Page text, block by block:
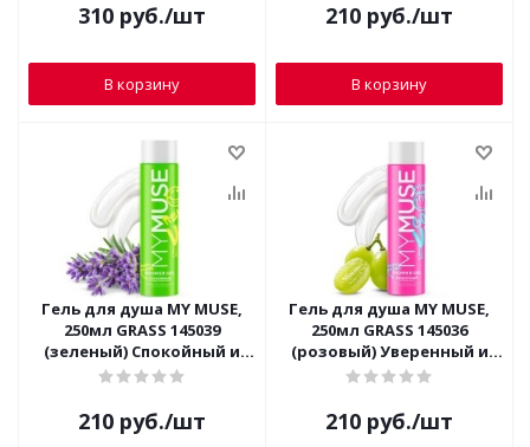
310 руб./шт
В корзину
210 руб./шт
В корзину
Гель для душа MY MUSE,
250мл GRASS 145039
(зеленый) Спокойный и
Умиротворенный
210 руб./шт
Гель для душа MY MUSE,
250мл GRASS 145036
(розовый) Уверенный и
Независимый
210 руб./шт